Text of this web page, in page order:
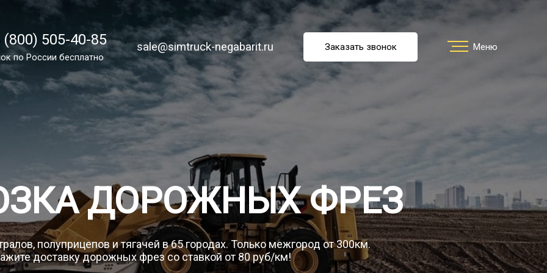
(800) 505-40-85
по РФ бесплатно
sale@simtruck-negabarit.ru Заказать звонок Меню
Заказать перевозку
О компании
Грузы
(800) 505-40-85
по России бесплатно
sale@simtruck-negabarit.ru Заказать звонок Меню
ДОРОЖНЫХ ФРЕЗ
полуприцепов и тягачей в 65 городах. Только межгород от 300км.
доставку дорожных фрез со ставкой от 80 руб/км!